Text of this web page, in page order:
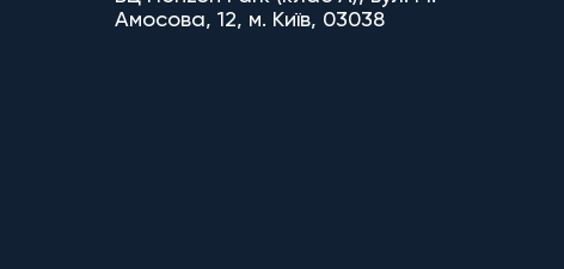
Амосова, 12, м. Київ, 03038